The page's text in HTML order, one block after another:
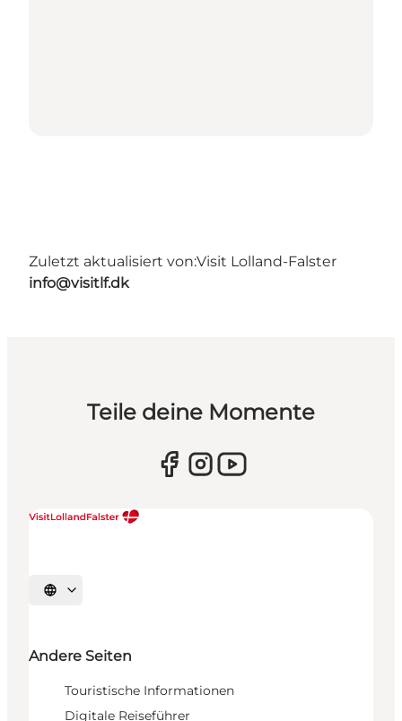
Zuletzt aktualisiert von:Visit Lolland-Falster
info@visitlf.dk
Teile deine Momente
Sprache auswählen
Andere Seiten
Touristische Informationen
Digitale Reiseführer